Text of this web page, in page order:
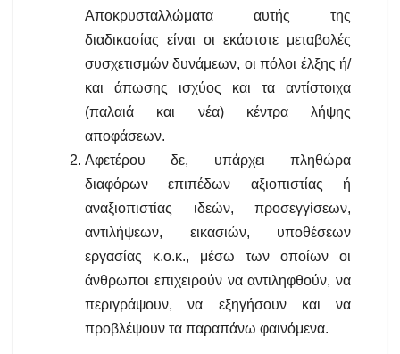
Αποκρυσταλλώματα αυτής της
διαδικασίας είναι οι εκάστοτε μεταβολές
συσχετισμών δυνάμεων, οι πόλοι έλξης ή/
και άπωσης ισχύος και τα αντίστοιχα
(παλαιά και νέα) κέντρα λήψης
αποφάσεων.
Αφετέρου δε, υπάρχει πληθώρα
διαφόρων επιπέδων αξιοπιστίας ή
αναξιοπιστίας ιδεών, προσεγγίσεων,
αντιλήψεων, εικασιών, υποθέσεων
εργασίας κ.ο.κ., μέσω των οποίων οι
άνθρωποι επιχειρούν να αντιληφθούν, να
περιγράψουν, να εξηγήσουν και να
προβλέψουν τα παραπάνω φαινόμενα.